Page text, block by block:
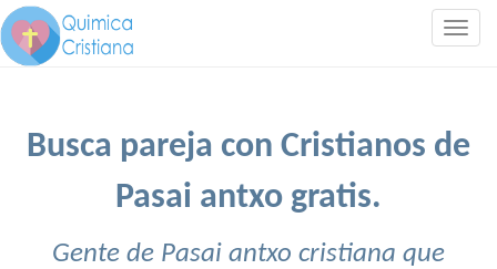
Busca pareja con Cristianos de
Pasai antxo gratis.
Gente de Pasai antxo cristiana que